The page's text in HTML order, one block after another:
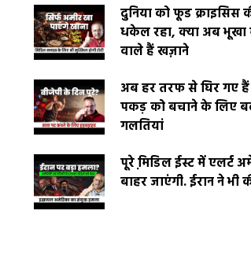
दुनिया को फूड क्राइसिस
धकेल रहा, क्या अब भूखा
वाले हैं खज़ाने
अब हर तरफ से घिर गए हैं
पकड़ को बचाने के लिए
गलतियां
पूरे मि़डिल ईस्ट में एलर्ट
बाहर जाएंगी. ईरान ने भी